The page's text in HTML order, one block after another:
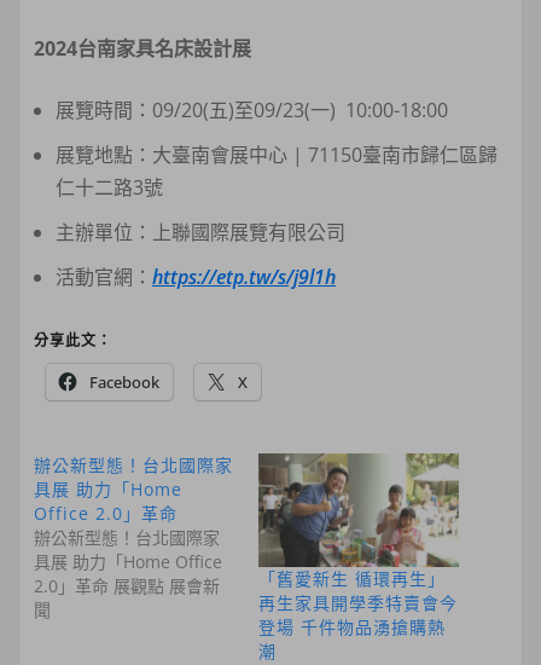
2024台南家具名床設計展
展覽時間：09/20(五)至09/23(一) 10:00-18:00
展覽地點：大臺南會展中心 | 71150臺南市歸仁區歸
仁十二路3號
主辦單位：上聯國際展覽有限公司
活動官網： https://etp.tw/s/j9l1h
分享此文：
Facebook X
辦公新型態！台北國際家
具展 助力「Home
Office 2.0」革命
辦公新型態！台北國際家
具展 助力「Home Office
2.0」革命 展觀點 展會新
聞
「舊愛新生 循環再生」
再生家具開學季特賣會今
登場 千件物品湧搶購熱
潮